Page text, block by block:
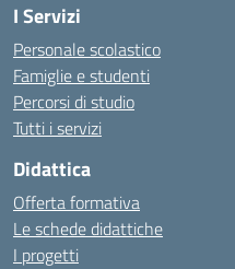
I Servizi
Personale scolastico
Famiglie e studenti
Percorsi di studio
Tutti i servizi
Didattica
Offerta formativa
Le schede didattiche
I progetti